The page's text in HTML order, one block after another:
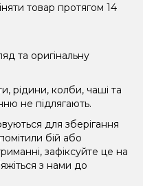
товар протягом 14
та оригінальну
рідини, колби, чаші та
не підлягають.
для зберігання
бій або
зафіксуйте це на
з нами до